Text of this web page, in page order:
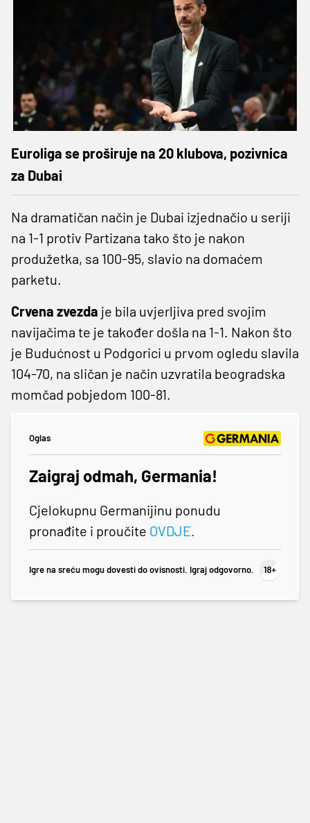
Euroliga se proširuje na 20 klubova, pozivnica
za Dubai
Na dramatičan način je Dubai izjednačio u seriji
na 1-1 protiv Partizana tako što je nakon
produžetka, sa 100-95, slavio na domaćem
parketu.
Crvena zvezda je bila uvjerljiva pred svojim
navijačima te je također došla na 1-1. Nakon što
je Budućnost u Podgorici u prvom ogledu slavila
104-70, na sličan je način uzvratila beogradska
momčad pobjedom 100-81.
Oglas
Zaigraj odmah, Germania!
Cjelokupnu Germanijinu ponudu
pronađite i proučite OVDJE.
Igre na sreću mogu dovesti do ovisnosti. Igraj odgovorno.